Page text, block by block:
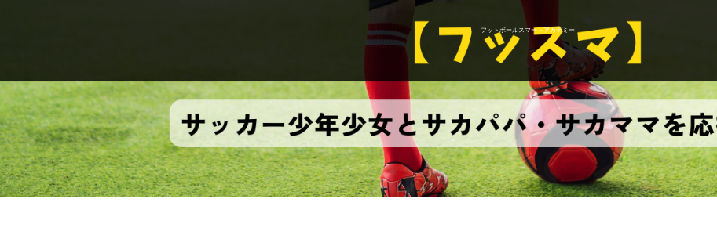
フットボールスマートアカデミー